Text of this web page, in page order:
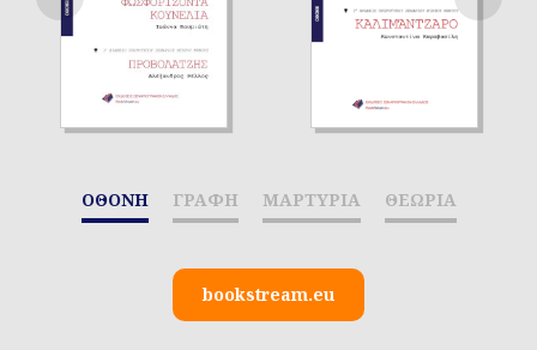
ΟΘΟΝΗ ΓΡΑΦΗ ΜΑΡΤΥΡΙΑ ΘΕΩΡΙΑ
bookstream.eu